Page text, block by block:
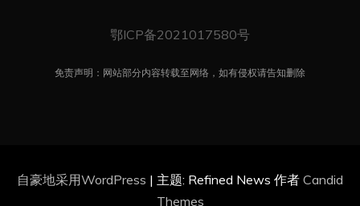
鄂ICP备2021017580号
免责声明：网站部分内容转载至网络，如有侵权请告知删除
自豪地采用WordPress | 主题: Refined News 作者 Candid
Themes